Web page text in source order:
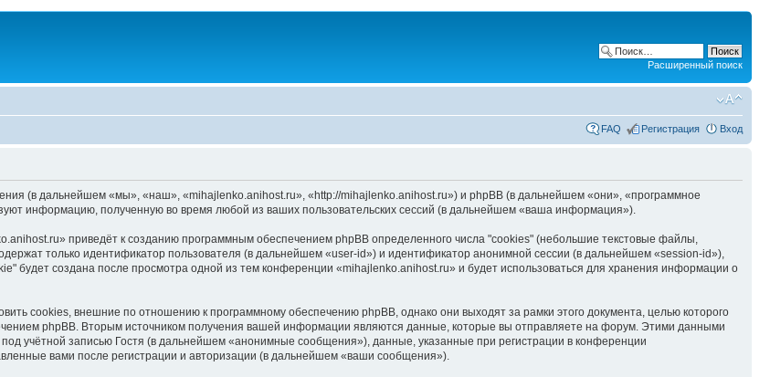
Расширенный поиск
FAQ Регистрация Вход
(в дальнейшем «мы», «наш», «mihajlenko.anihost.ru», «http://mihajlenko.anihost.ru») и phpBB (в дальнейшем «они», «программное
информацию, полученную во время любой из ваших пользовательских сессий (в дальнейшем «ваша информация»).
приведёт к созданию программным обеспечением phpBB определенного числа "cookies" (небольшие текстовые файлы,
только идентификатор пользователя (в дальнейшем «user-id») и идентификатор анонимной сессии (в дальнейшем «session-id»),
будет создана после просмотра одной из тем конференции «mihajlenko.anihost.ru» и будет использоваться для хранения информации о
cookies, внешние по отношению к программному обеспечению phpBB, однако они выходят за рамки этого документа, целью которого
phpBB. Вторым источником получения вашей информации являются данные, которые вы отправляете на форум. Этими данными
учётной записью Гостя (в дальнейшем «анонимные сообщения»), данные, указанные при регистрации в конференции
вами после регистрации и авторизации (в дальнейшем «ваши сообщения»).